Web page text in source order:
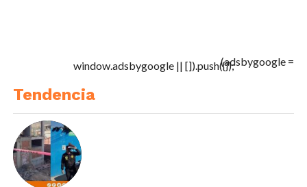
(adsbygoogle =
window.adsbygoogle || []).push({});
Tendencia